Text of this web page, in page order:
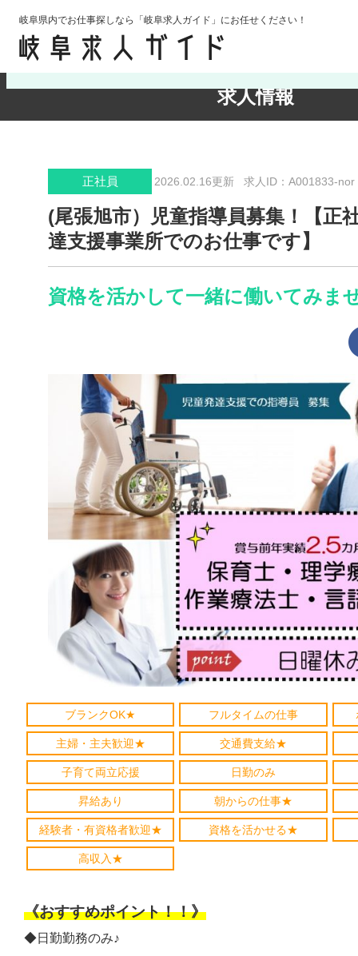
岐阜県内でお仕事探しなら「岐阜求人ガイド」にお任せください！
求人情報
検索条件の確認・変更
正社員 2026.02.16更新 求人ID：A001833-nor
(尾張旭市）児童指導員募集！【正
達支援事業所でのお仕事です】
資格を活かして一緒に働いてみま
ブランクOK★ フルタイムの仕事
主婦・主夫歓迎★ 交通費支給★
子育て両立応援 日勤のみ
昇給あり 朝からの仕事★
経験者・有資格者歓迎★ 資格を活かせる★
高収入★
《おすすめポイント！！》
◆日勤勤務のみ♪